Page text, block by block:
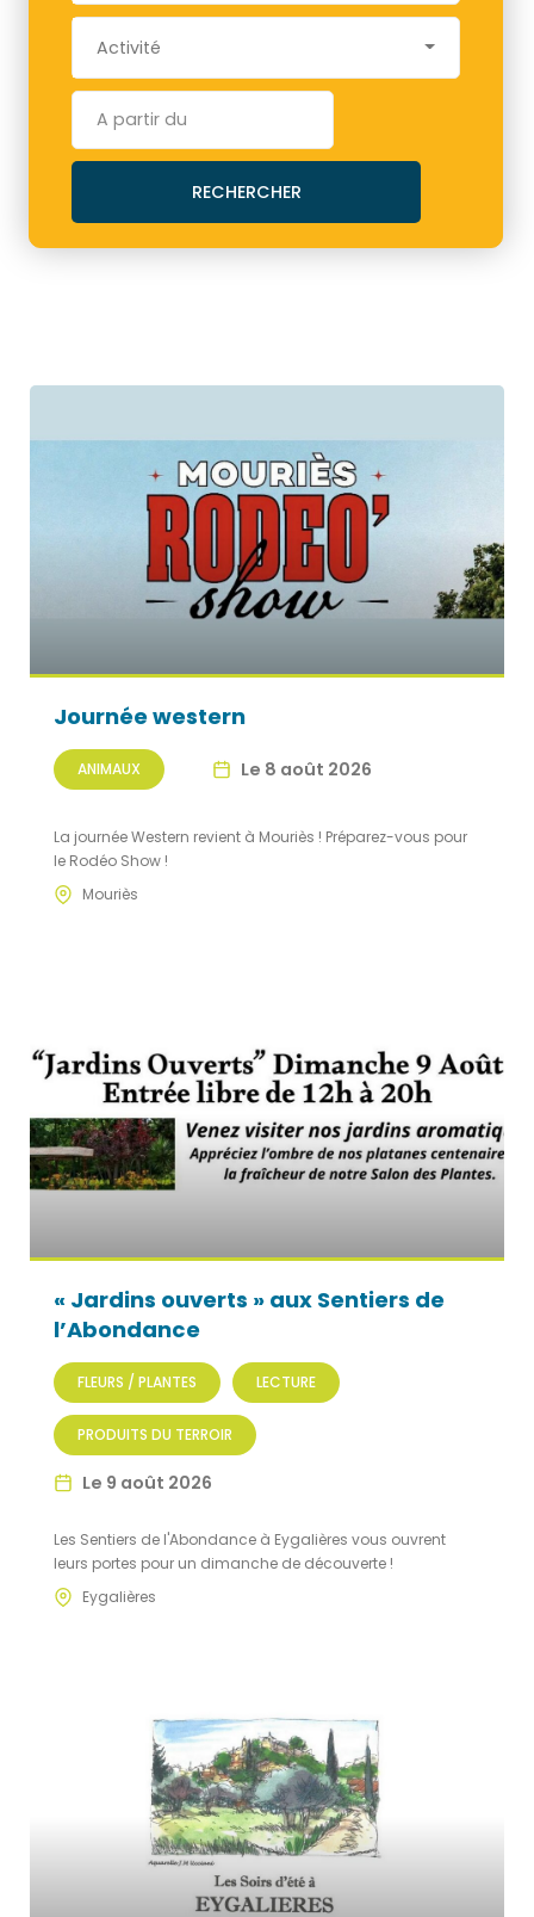
Activité
RECHERCHER
Journée western
ANIMAUX Le 8 août 2026
La journée Western revient à Mouriès ! Préparez-vous pour
le Rodéo Show !
Mouriès
« Jardins ouverts » aux Sentiers de
l’Abondance
FLEURS / PLANTES LECTURE
PRODUITS DU TERROIR
Le 9 août 2026
Les Sentiers de l'Abondance à Eygalières vous ouvrent
leurs portes pour un dimanche de découverte !
Eygalières